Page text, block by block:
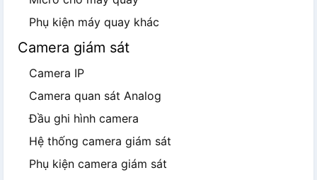
Phụ kiện máy quay khác
Camera giám sát
Camera IP
Camera quan sát Analog
Đầu ghi hình camera
Hệ thống camera giám sát
Phụ kiện camera giám sát